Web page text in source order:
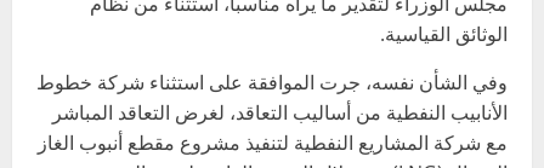
الوثائق القياسية.
وفي الشأن نفسه، جرت الموافقة على استثناء شركة خطوط
الأنابيب النفطية من أساليب التعاقد، لغرض التعاقد المباشر
مع شركة المشاريع النفطية لتنفيذ مشروع مقطع أنبوب الغاز